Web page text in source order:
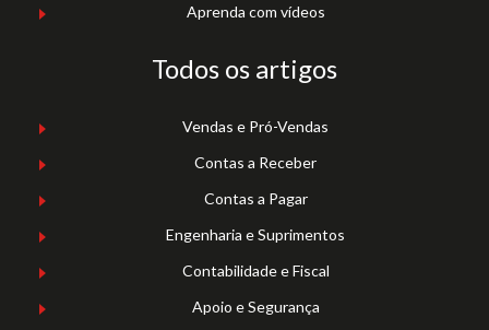
Aprenda com vídeos
Todos os artigos
Vendas e Pró-Vendas
Contas a Receber
Contas a Pagar
Engenharia e Suprimentos
Contabilidade e Fiscal
Apoio e Segurança